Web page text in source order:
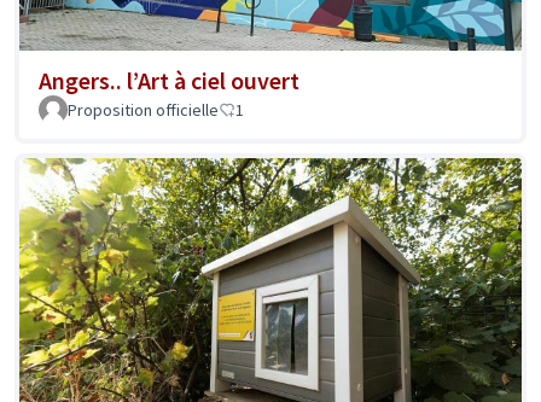
Angers.. l’Art à ciel ouvert
Proposition officielle 1